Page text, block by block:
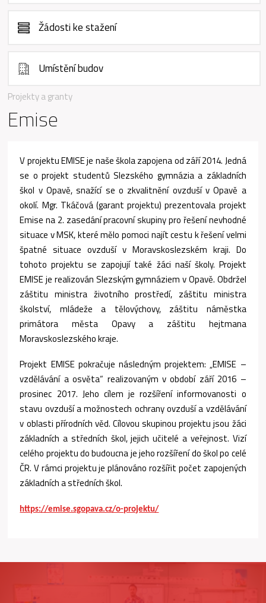
Projekty a granty
Emise
V projektu EMISE je naše škola zapojena od září 2014. Jedná
se o projekt studentů Slezského gymnázia a základních
škol v Opavě, snažící se o zkvalitnění ovzduší v Opavě a
okolí. Mgr. Tkáčová (garant projektu) prezentovala projekt
Emise na 2. zasedání pracovní skupiny pro řešení nevhodné
situace v MSK, které mělo pomoci najít cestu k řešení velmi
špatné situace ovzduší v Moravskoslezském kraji. Do
tohoto projektu se zapojují také žáci naší školy. Projekt
EMISE je realizován Slezským gymnáziem v Opavě. Obdržel
záštitu ministra životního prostředí, záštitu ministra
školství, mládeže a tělovýchovy, záštitu náměstka
primátora města Opavy a záštitu hejtmana
Moravskoslezského kraje.
Projekt EMISE pokračuje následným projektem: „EMISE –
vzdělávání a osvěta“ realizovaným v období září 2016 –
prosinec 2017. Jeho cílem je rozšíření informovanosti o
stavu ovzduší a možnostech ochrany ovzduší a vzdělávání
v oblasti přírodních věd. Cílovou skupinou projektu jsou žáci
základních a středních škol, jejich učitelé a veřejnost. Vizí
celého projektu do budoucna je jeho rozšíření do škol po celé
ČR. V rámci projektu je plánováno rozšířit počet zapojených
základních a středních škol.
https://emise.sgopava.cz/o-projektu/
Žádosti ke stažení
Umístění budov